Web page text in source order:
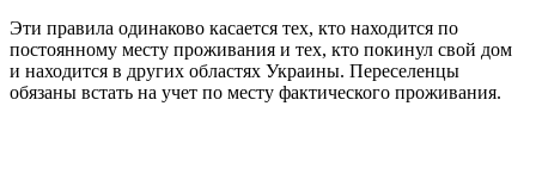
Эти правила одинаково касается тех, кто находится по
постоянному месту проживания и тех, кто покинул свой дом
и находится в других областях Украины. Переселенцы
обязаны встать на учет по месту фактического проживания.